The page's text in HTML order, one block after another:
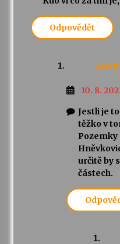
Odpovědět
10. 8.
Jestli je
těžko v
Pozemky
určitě by
částech.